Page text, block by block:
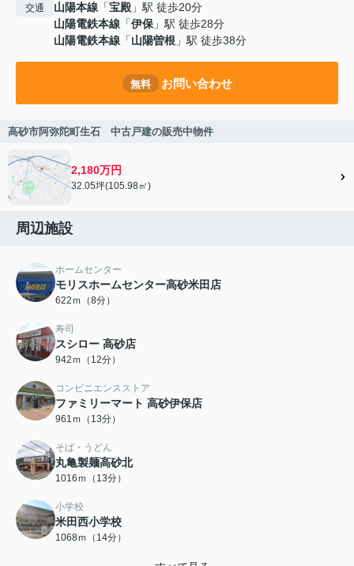
交通 山陽本線 「宝殿 」駅 徒歩20分
山陽電鉄本線 「伊保」駅 徒歩28分
山陽電鉄本線 「山陽曽根 」駅 徒歩38分
無料 お問い合わせ
高砂市阿弥陀町生石 中古戸建の販売中物件
2,180万円
32.05坪(105.98㎡)
周辺施設
ホームセンター
モリスホームセンター高砂米田店
622ｍ（8分）
寿司
スシロー 高砂店
942ｍ（12分）
コンビニエンスストア
ファミリーマート 高砂伊保店
961ｍ（13分）
そば・うどん
丸亀製麺高砂北
1016ｍ（13分）
小学校
米田西小学校
1068ｍ（14分）